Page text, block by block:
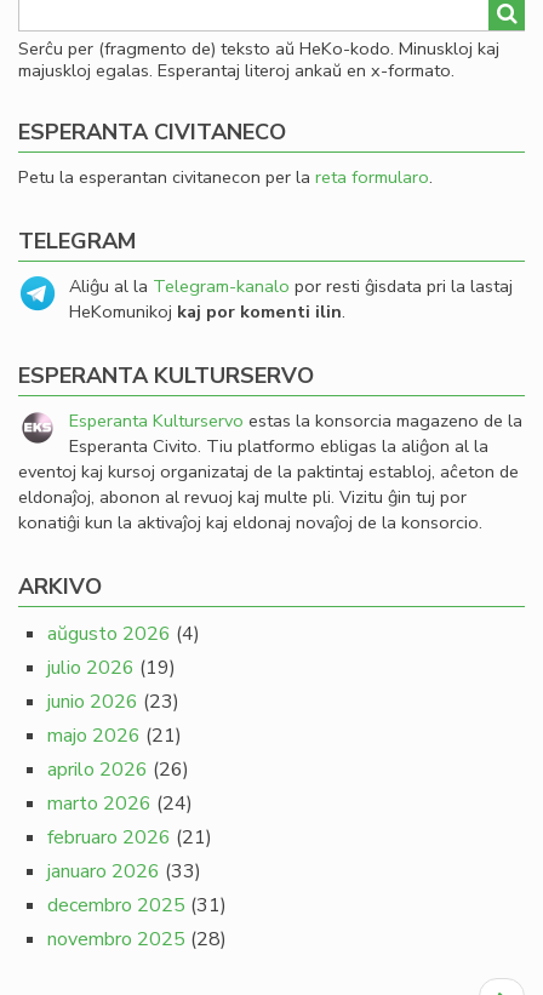
Serĉu per (fragmento de) teksto aŭ HeKo-kodo. Minuskloj kaj
majuskloj egalas. Esperantaj literoj ankaŭ en x-formato.
ESPERANTA CIVITANECO
Petu la esperantan civitanecon per la reta formularo.
TELEGRAM
Aliĝu al la Telegram-kanalo por resti ĝisdata pri la lastaj
HeKomunikoj kaj por komenti ilin.
ESPERANTA KULTURSERVO
Esperanta Kulturservo estas la konsorcia magazeno de la
Esperanta Civito. Tiu platformo ebligas la aliĝon al la
eventoj kaj kursoj organizataj de la paktintaj establoj, aĉeton de
eldonaĵoj, abonon al revuoj kaj multe pli. Vizitu ĝin tuj por
konatiĝi kun la aktivaĵoj kaj eldonaj novaĵoj de la konsorcio.
ARKIVO
aŭgusto 2026 (4)
julio 2026 (19)
junio 2026 (23)
majo 2026 (21)
aprilo 2026 (26)
marto 2026 (24)
februaro 2026 (21)
januaro 2026 (33)
decembro 2025 (31)
novembro 2025 (28)